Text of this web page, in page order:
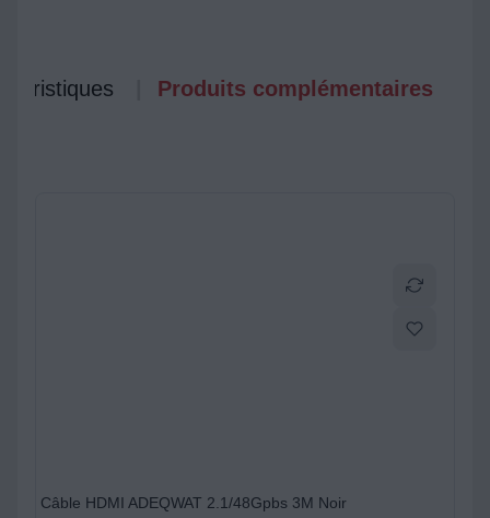
Produits complémentaires
Câble HDMI ADEQWAT 2.1/48Gpbs 3M Noir